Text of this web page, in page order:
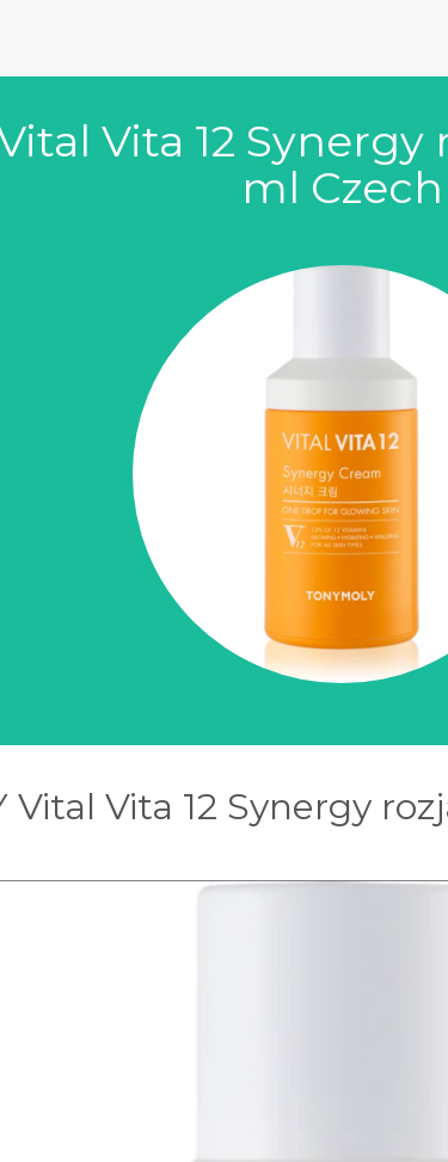
Vita 12
ml Czech
Vital Vita 12 Synergy